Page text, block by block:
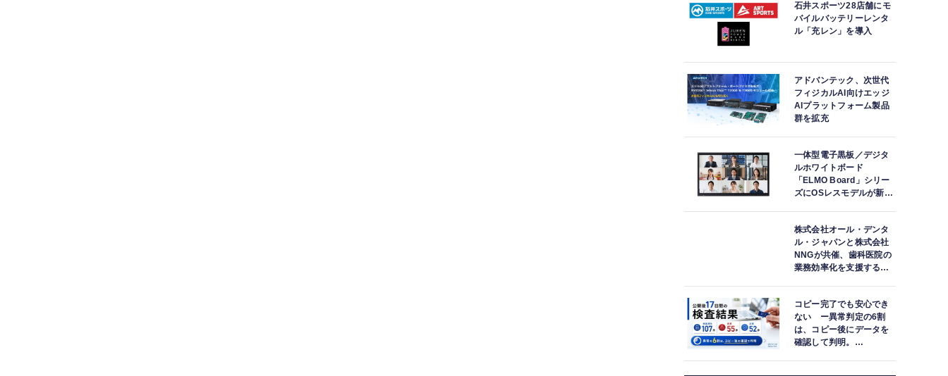
石井スポーツ28店舗にモ
バイルバッテリーレンタ
ル「充レン」を導入
アドバンテック、次世代
フィジカルAI向けエッジ
AIプラットフォーム製品
群を拡充
一体型電子黒板／デジタ
ルホワイトボード
「ELMO Board」シリー
ズにOSレスモデルが新登
株式会社オール・デンタ
ル・ジャパンと株式会社
NNGが共催、歯科医院の
業務効率化を支援する院
紹介
コピー完了でも安心でき
ない ー異常判定の6割
は、コピー後にデータを
確認して判明。